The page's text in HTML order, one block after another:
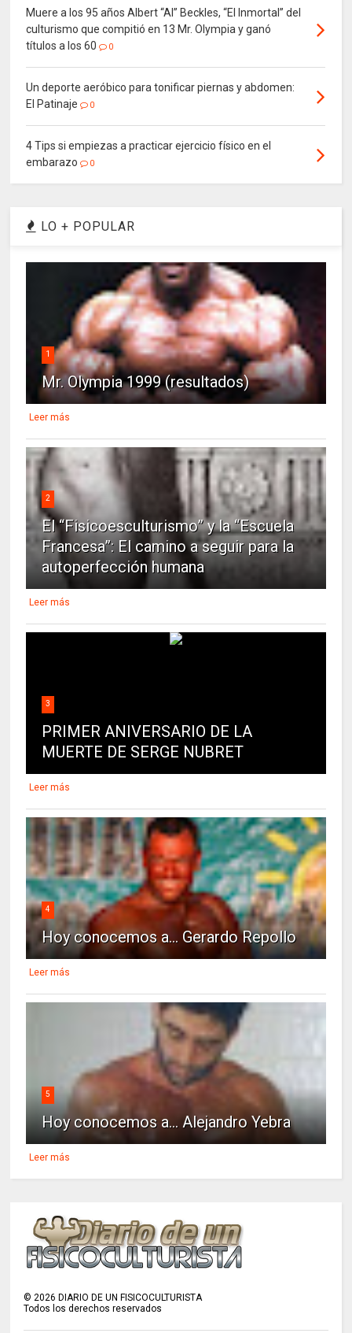
Muere a los 95 años Albert “Al” Beckles, “El Inmortal” del
culturismo que compitió en 13 Mr. Olympia y ganó
títulos a los 60
0
Un deporte aeróbico para tonificar piernas y abdomen:
El Patinaje
0
4 Tips si empiezas a practicar ejercicio físico en el
embarazo
0
LO + POPULAR
1
Mr. Olympia 1999 (resultados)
Leer más
2
El “Fisicoesculturismo” y la “Escuela
Francesa”: El camino a seguir para la
autoperfección humana
Leer más
3
PRIMER ANIVERSARIO DE LA
MUERTE DE SERGE NUBRET
Leer más
4
Hoy conocemos a... Gerardo Repollo
Leer más
5
Hoy conocemos a... Alejandro Yebra
Leer más
©2026 DIARIO DE UN FISICOCULTURISTA
Todos los derechos reservados